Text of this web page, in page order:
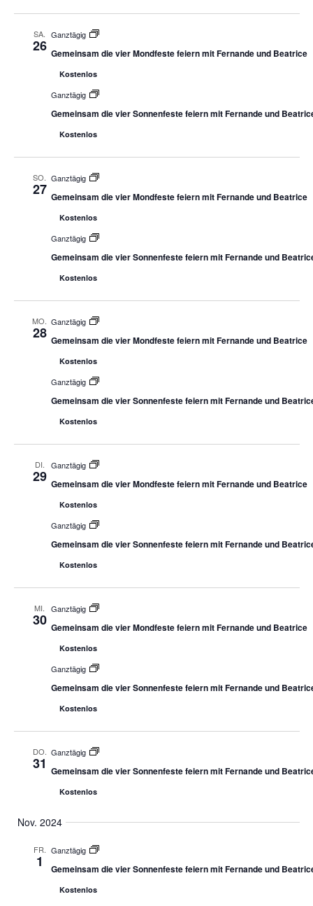
SA.
26
Ganztägig
Gemeinsam die vier Mondfeste feiern mit Fernande und Beatrice
Kostenlos
Ganztägig
Gemeinsam die vier Sonnenfeste feiern mit Fernande und
Kostenlos
SO.
27
Ganztägig
Gemeinsam die vier Mondfeste feiern mit Fernande und Beatrice
Kostenlos
Ganztägig
Gemeinsam die vier Sonnenfeste feiern mit Fernande und
Kostenlos
MO.
28
Ganztägig
Gemeinsam die vier Mondfeste feiern mit Fernande und Beatrice
Kostenlos
Ganztägig
Gemeinsam die vier Sonnenfeste feiern mit Fernande und
Kostenlos
DI.
29
Ganztägig
Gemeinsam die vier Mondfeste feiern mit Fernande und Beatrice
Kostenlos
Ganztägig
Gemeinsam die vier Sonnenfeste feiern mit Fernande und
Kostenlos
MI.
30
Ganztägig
Gemeinsam die vier Mondfeste feiern mit Fernande und Beatrice
Kostenlos
Ganztägig
Gemeinsam die vier Sonnenfeste feiern mit Fernande und
Kostenlos
DO.
31
Ganztägig
Gemeinsam die vier Sonnenfeste feiern mit Fernande und
Kostenlos
Nov. 2024
FR.
1
Ganztägig
Gemeinsam die vier Sonnenfeste feiern mit Fernande und
Kostenlos